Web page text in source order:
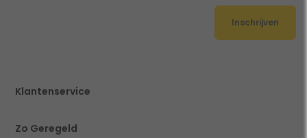
Inschrijven
Klantenservice
Zo Geregeld